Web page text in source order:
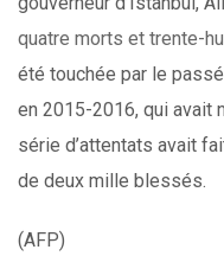
quatre morts et trente-
été touchée par le
en 2015-2016, qui avait
série d’attentats avait
de deux mille blessés.
(AFP)